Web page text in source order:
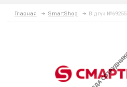
Главная SmartShop Відгук №69255